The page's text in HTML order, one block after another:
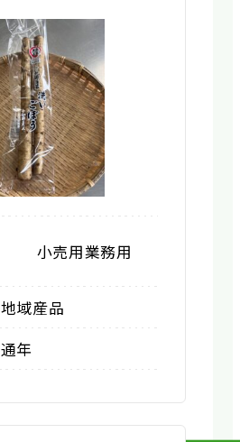
小売用業務用
地域産品
通年